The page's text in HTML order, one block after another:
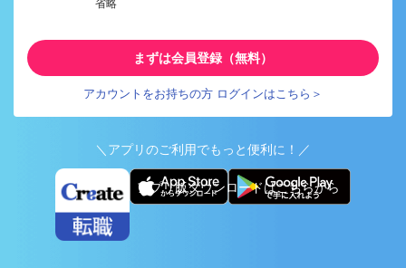
省略
まずは会員登録（無料）
アカウントをお持ちの方 ログインはこちら＞
＼アプリのご利用でもっと便利に！／
アプリ版ダウンロードはこちらから